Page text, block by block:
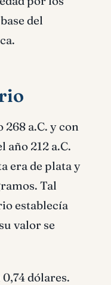
del
a.C. y con
212 a.C.
era de plata y
Tal
establecía
valor se
dólares.